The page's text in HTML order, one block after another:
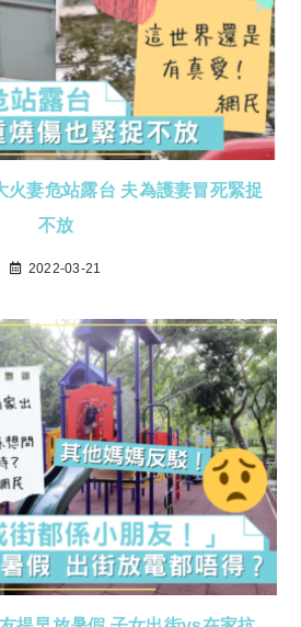
火妻危站露台 夫為護妻冒死緊捉
不放
2022-03-21